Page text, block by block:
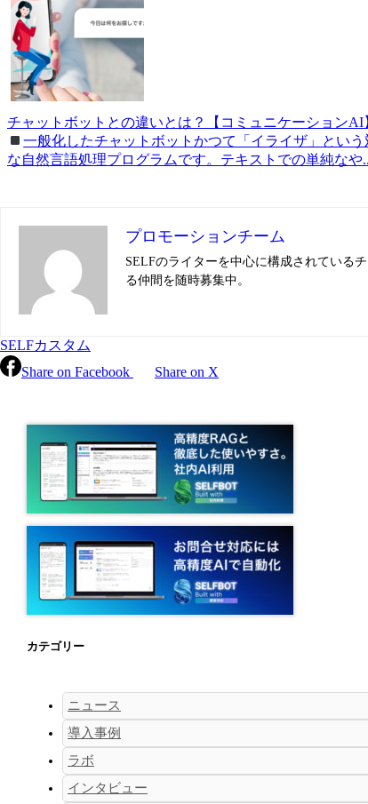
チャットボットとの違いとは？【コミュニケーションAI
一般化したチャットボットかつて「イライザ」とい
な自然言語処理プログラムです。テキストでの単純なや
プロモーションチーム
SELFのライターを中心に構成されている
る仲間を随時募集中。
SELFカスタム
Share on Facebook
Share on X
カテゴリー
ニュース
導入事例
ラボ
インタビュー